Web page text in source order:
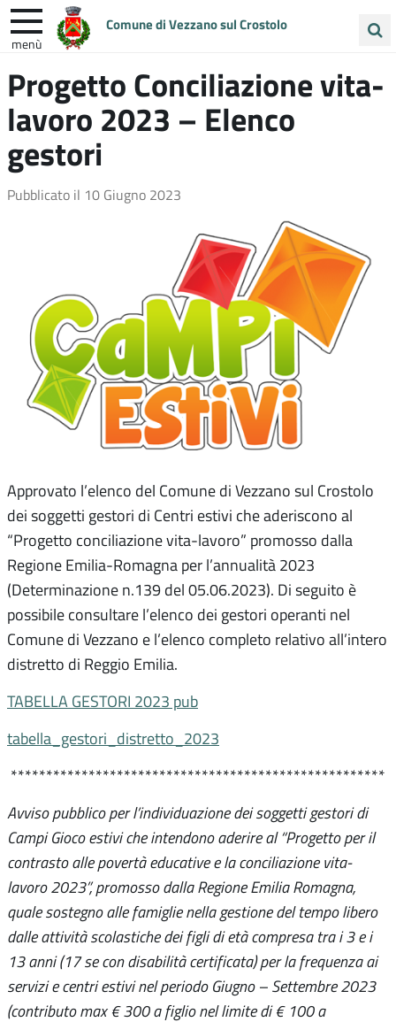
Comune di Vezzano sul Crostolo
menù
nel
sito
ENTRA IN COMUNE VIVI VEZZANO
UNIONE COLLINE MATILDICHE
Progetto Conciliazione vita-
lavoro 2023 – Elenco
gestori
Pubblicato il 10 Giugno 2023
Approvato l’elenco del Comune di Vezzano sul Crostolo
dei soggetti gestori di Centri estivi che aderiscono al
“Progetto conciliazione vita-lavoro” promosso dalla
Regione Emilia-Romagna per l’annualità 2023
(Determinazione n.139 del 05.06.2023). Di seguito è
possibile consultare l’elenco dei gestori operanti nel
Comune di Vezzano e l’elenco completo relativo all’intero
distretto di Reggio Emilia.
TABELLA GESTORI 2023 pub
tabella_gestori_distretto_2023
*****************************************************
Avviso pubblico per l’individuazione dei soggetti gestori di
Campi Gioco estivi che intendono aderire al “Progetto per il
contrasto alle povertà educative e la conciliazione vita-
lavoro 2023”, promosso dalla Regione Emilia Romagna,
quale sostegno alle famiglie nella gestione del tempo libero
dalle attività scolastiche dei figli di età compresa tra i 3 e i
13 anni (17 se con disabilità certificata) per la frequenza ai
servizi e centri estivi nel periodo Giugno – Settembre 2023
(contributo max € 300 a figlio nel limite di € 100 a